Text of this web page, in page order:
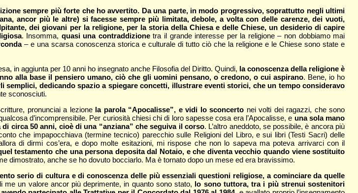
sempre più forte che ho avvertito. Da una parte, in modo progressivo, soprattutto negli ultimi
ancor più le altre) si facesse sempre più limitata, debole, a volta con delle carenze, dei vuoti,
dei giovani per la religione, per la storia della Chiesa e delle Chiese, un desiderio di capire
. Insomma, quasi una contraddizionetra il grande interesse per la religione – non dobbiamo mai
– e una scarsa conoscenza storica e culturale di tutto ciò che la religione e le Chiese sono state e
in aggiunta per 10 anni ho insegnato anche Filosofia del Diritto. Quindi, la conoscenza della religione è
alla base il pensiero umano, ciò che gli uomini pensano, o credono, o cui aspirano. Bene, io ho
semplici, dedicando spazio a spiegare concetti, illustrare eventi storici, che un tempo consideravo
sconosciuti.
pronunciai a lezione la parola “Apocalisse”, e vidi lo sconcerto nei volti dei ragazzi, che sono
d’incomprensibile. Per curiosità chiesi chi di loro sapesse cosa era l’Apocalisse, e una sola mano
circa 50 anni, cioè di una “anziana” che seguiva il corso. L’altro aneddoto, se possibile, è ancora più
che impapocchiava (termine tecnico) parecchio sulle Religioni del Libro, e sui libri (Testi Sacri) delle
di dirmi cos’era, e dopo molte esitazioni, mi rispose che non lo sapeva ma poteva arrivarci con il
testamento che una persona deposita dal Notaio, e che diventa vecchio quando viene sostituito
dimostrato, anche se ho dovuto bocciarlo. Ma è tornato dopo un mese ed era bravissimo.
serio di cultura e di conoscenza delle più essenziali questioni religiose, a cominciare da quelle
me un valore ancor più deprimente, in quanto sono stato, lo sono tuttora, tra i più strenui sostenitori